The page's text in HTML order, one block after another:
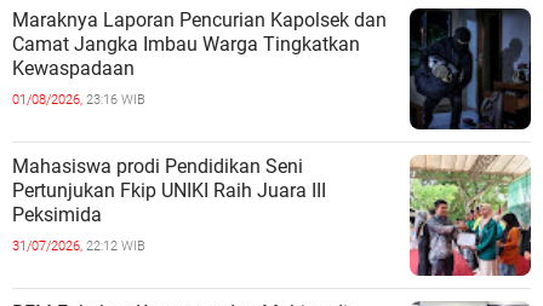
Maraknya Laporan Pencurian Kapolsek dan
Camat Jangka Imbau Warga Tingkatkan
Kewaspadaan
01/08/2026, 23:16 WIB
Mahasiswa prodi Pendidikan Seni
Pertunjukan Fkip UNIKI Raih Juara III
Peksimida
31/07/2026, 22:12 WIB